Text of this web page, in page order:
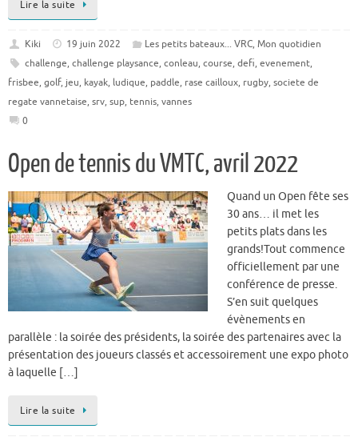
Lire la suite
Kiki 19 juin 2022 Les petits bateaux... VRC, Mon quotidien
challenge, challenge playsance, conleau, course, defi, evenement,
frisbee, golf, jeu, kayak, ludique, paddle, rase cailloux, rugby, societe de
regate vannetaise, srv, sup, tennis, vannes
0
Open de tennis du VMTC, avril 2022
Quand un Open fête ses
30 ans… il met les
petits plats dans les
grands!Tout commence
officiellement par une
conférence de presse.
S’en suit quelques
évènements en
parallèle : la soirée des présidents, la soirée des partenaires avec la
présentation des joueurs classés et accessoirement une expo photo
à laquelle […]
Lire la suite